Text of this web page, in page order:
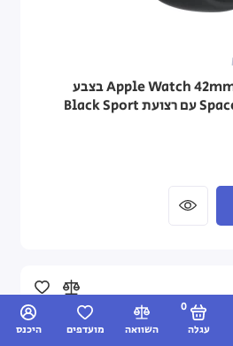
עגלה
0
השוואה
מועדפים היכנס
שעון Apple Watch 42mm Series 11 GPS בצבע
Space Gray Aluminium עם רצועת Black Sport